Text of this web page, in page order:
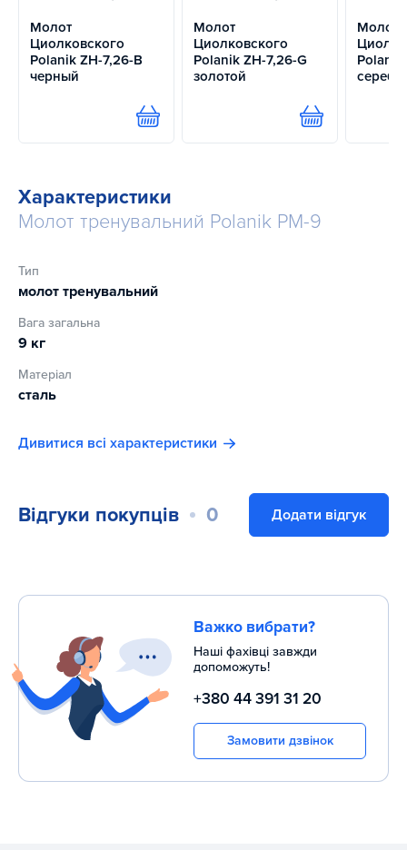
Молот
Циолковского
Polanik ZH-7,26-B
черный
Купити
Молот
Циолковского
Polanik ZH-7,26-G
золотой
Купити
Молот
Polanik
Характеристики
Молот тренувальний Polanik PM-9
Тип
молот тренувальний
Вага загальна
9 кг
Матеріал
сталь
Дивитися всі характеристики
Відгуки покупців 0 Додати відгук
Важко вибрати?
Наші фахівці завжди
допоможуть!
+380 44 391 31 20
Замовити дзвінок